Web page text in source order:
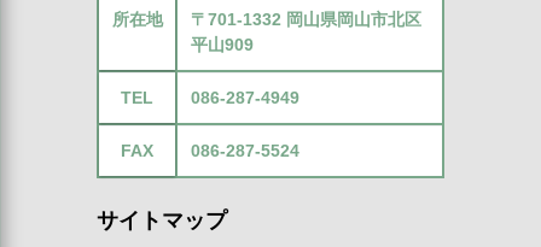
所在地
〒701-1332 岡山県岡山市北区
平山909
TEL 086-287-4949
FAX 086-287-5524
サイトマップ